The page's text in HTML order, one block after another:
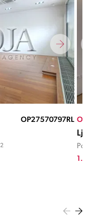
OP27570797RL
2